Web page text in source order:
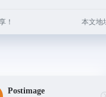
！ 本文地
Postimage